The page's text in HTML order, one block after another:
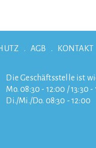
AGB KONTAKT
Die Geschäftsstelle ist
Mo. 08:30 - 12:00 / 13:30 -
Di./Mi./Do. 08:30 - 12:00